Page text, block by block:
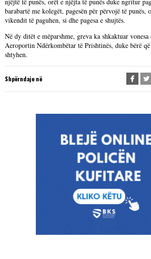
barabartë me kolegët, pagesën për përvojë të punës,
vikendit të paguhen, si dhe pagesa e shujtës.
Në dy ditët e mëparshme, greva ka shkaktuar
Aeroportin Ndërkombëtar të Prishtinës, duke bërë
shtyhen.
Shpërndaje në